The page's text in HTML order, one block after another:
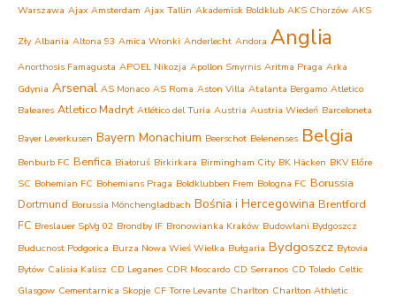
Warszawa Ajax Amsterdam Ajax Tallin Akademisk Boldklub AKS Chorzów AKS
Zły Albania Altona 93 Amica Wronki Anderlecht Andora Anglia
Anorthosis Famagusta APOEL Nikozja Apollon Smyrnis Aritma Praga Arka
Gdynia Arsenal AS Monaco AS Roma Aston Villa Atalanta Bergamo Atletico
Baleares Atletico Madryt Atlético del Turia Austria Austria Wiedeń Barceloneta
Bayer Leverkusen Bayern Monachium Beerschot Belenenses Belgia
Benburb FC Benfica Białoruś Birkirkara Birmingham City BK Häcken BKV Előre
SC Bohemian FC Bohemians Praga Boldklubben Frem Bologna FC Borussia
Dortmund Borussia Mönchengladbach Bośnia i Hercegowina Brentford
FC Breslauer SpVg 02 Brondby IF Bronowianka Kraków Budowlani Bydgoszcz
Buducnost Podgorica Burza Nowa Wieś Wielka Bułgaria Bydgoszcz Bytovia
Bytów Calisia Kalisz CD Leganes CDR Moscardo CD Serranos CD Toledo Celtic
Glasgow Cementarnica Skopje CF Torre Levante Charlton Charlton Athletic